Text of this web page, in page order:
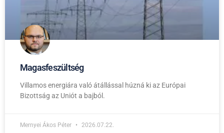
Magasfeszültség
Villamos energiára való átállással húzná ki az Európai
Bizottság az Uniót a bajból.
Mernyei Ákos Péter 2026.07.22.